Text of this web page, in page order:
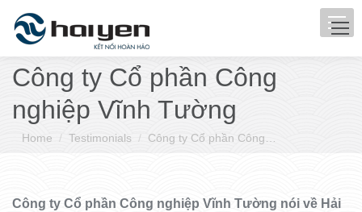
Công ty Cổ phần Công
nghiệp Vĩnh Tường
You are here:
Home Testimonials Công ty Cổ phần Công…
Công ty Cổ phần Công nghiệp Vĩnh Tường nói về Hải